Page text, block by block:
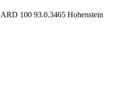
100 93.0.3465 Hohenstein